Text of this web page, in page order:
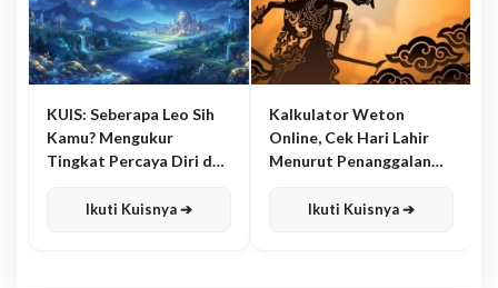
KUIS: Seberapa Leo Sih
Kamu? Mengukur
Tingkat Percaya Diri dan
Ikuti Kuisnya ➔
Kalkulator Weton
Online, Cek Hari Lahir
Menurut Penanggalan
Ikuti Kuisnya ➔